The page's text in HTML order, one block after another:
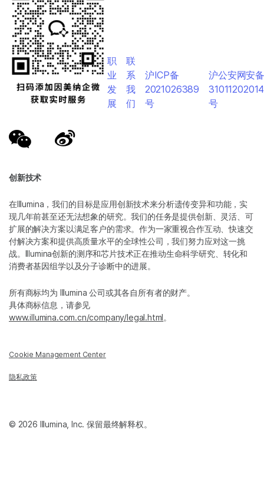
创新技术
在Illumina，我们的目标是应用创新技术来分析遗传变异和功能，实
现几年前甚至还无法想象的研究。我们的任务是提供创新、灵活、可
扩展的解决方案以满足客户的需求。作为一家重视合作互动、快速交
付解决方案和提供高质量水平的全球性公司，我们努力应对这一挑
战。Illumina创新的测序和芯片技术正在推动生命科学研究、转化和
消费者基因组学以及分子诊断中的进展。
所有商标均为 Illumina 公司或其各自所有者的财产。
具体商标信息，请参见
www.illumina.com.cn/company/legal.html。
Cookie Management Center
隐私政策
职
业
发
展
联
系
我
们
沪ICP备
2021026389
号
沪公安网安
号
© 2026 Illumina, Inc. 保留最终解释权。